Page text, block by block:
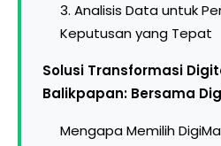
3. Analisis Data untuk
Keputusan yang Tepat
Solusi Transformasi
Balikpapan: Bersama
Mengapa Memilih